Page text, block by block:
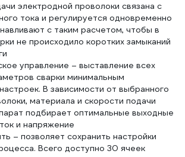
электродной проволоки связана с
тока и регулируется одновременно
с таким расчетом, чтобы в
не происходило коротких замыканий
управление – выставление всех
сварки минимальным
В зависимости от выбранного
материала и скорости подачи
подбирает оптимальные выходные
и напряжение
– позволяет сохранить настройки
Всего доступно 30 ячеек